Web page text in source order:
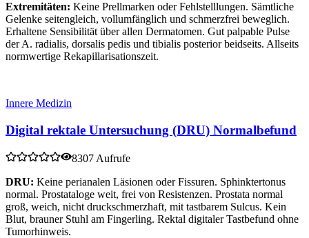
Extremitäten: Keine Prellmarken oder Fehlstelllungen. Sämtliche
Gelenke seitengleich, vollumfänglich und schmerzfrei beweglich.
Erhaltene Sensibilität über allen Dermatomen. Gut palpable Pulse
der A. radialis, dorsalis pedis und tibialis posterior beidseits. Allseits
normwertige Rekapillarisationszeit.
Innere Medizin
Digital rektale Untersuchung (DRU) Normalbefund
8307 Aufrufe
DRU: Keine perianalen Läsionen oder Fissuren. Sphinktertonus
normal. Prostataloge weit, frei von Resistenzen. Prostata normal
groß, weich, nicht druckschmerzhaft, mit tastbarem Sulcus. Kein
Blut, brauner Stuhl am Fingerling. Rektal digitaler Tastbefund ohne
Tumorhinweis.